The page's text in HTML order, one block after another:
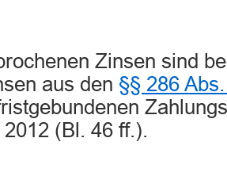
Zinsen sind
aus den §§ 286
(Bl. 46 ff.).